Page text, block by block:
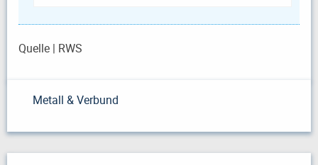
Quelle | RWS
Metall & Verbund